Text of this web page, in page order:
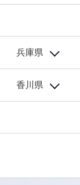
兵庫県
香川県